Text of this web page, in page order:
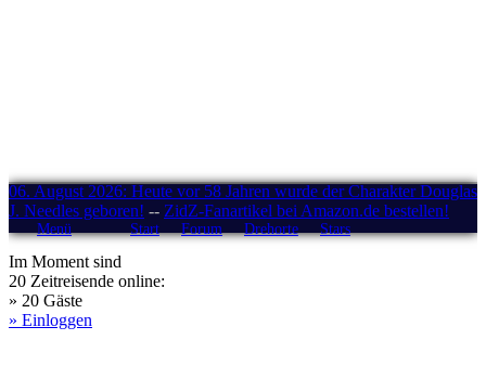
06. August 2026: Heute vor 58 Jahren wurde der Charakter Douglas
J. Needles geboren! -- ZidZ-Fanartikel bei Amazon.de bestellen!
Menü Start Forum Drehorte Stars
Im Moment sind
20 Zeitreisende online:
» 20 Gäste
» Einloggen